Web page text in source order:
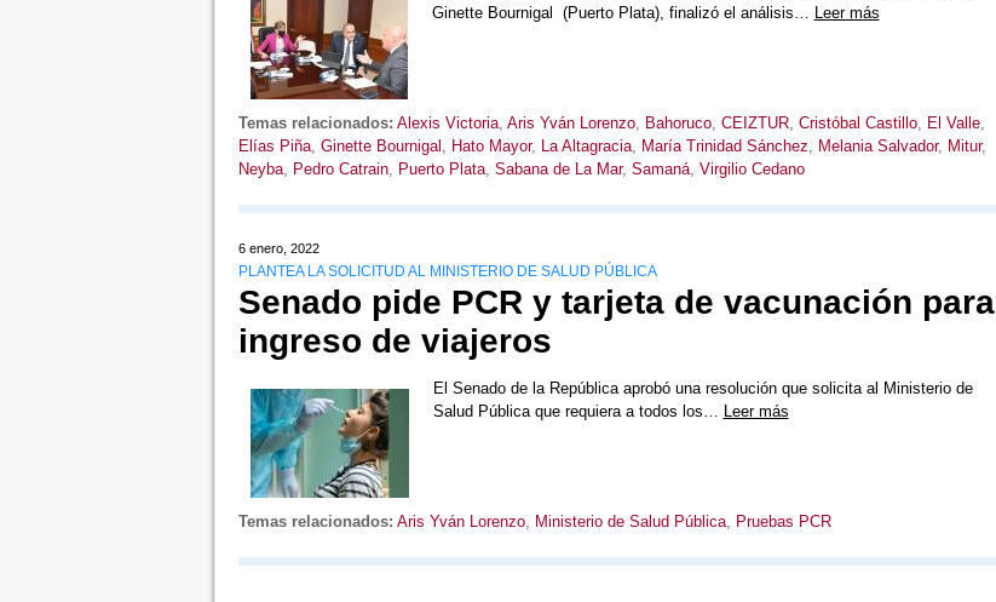
Ginette Bournigal (Puerto Plata), finalizó el análisis… Leer más
Temas relacionados: Alexis Victoria, Aris Yván Lorenzo, Bahoruco, CEIZTUR, Cristóbal Castillo, El Valle,
Elías Piña, Ginette Bournigal , Hato Mayor, La Altagracia, María Trinidad Sánchez, Melania Salvador, Mitur,
Neyba, Pedro Catrain, Puerto Plata, Sabana de La Mar, Samaná, Virgilio Cedano
6 enero, 2022
PLANTEA LA SOLICITUD AL MINISTERIO DE SALUD PÚBLICA
Senado pide PCR y tarjeta de vacunación para
ingreso de viajeros
El Senado de la República aprobó una resolución que solicita al Ministerio de
Salud Pública que requiera a todos los… Leer más
Temas relacionados: Aris Yván Lorenzo, Ministerio de Salud Pública, Pruebas PCR